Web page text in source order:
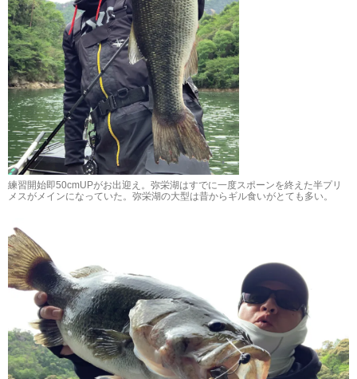
練習開始即50cmUPがお出迎え。弥栄湖はすでに一度スポーンを終えた半プリ
メスがメインになっていた。弥栄湖の大型は昔からギル食いがとても多い。